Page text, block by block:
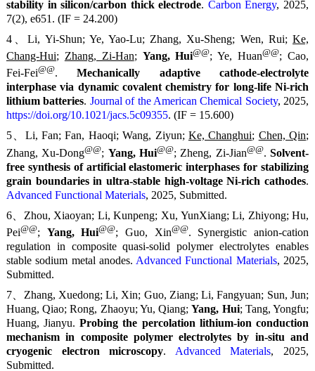
stability in silicon/carbon thick electrode. Carbon Energy, 2025,
7(2), e651. (IF = 24.200)
4、Li, Yi-Shun; Ye, Yao-Lu; Zhang, Xu-Sheng; Wen, Rui;Ke,
Chang-Hui; Zhang, Zi-Han; Yang, Hui@@; Ye, Huan@@; Cao,
Fei-Fei@@.Mechanically adaptive cathode-electrolyte
interphase via dynamic covalent chemistry for long-life Ni-rich
lithium batteries. Journal of the American Chemical Society, 2025,
https://doi.org/10.1021/jacs.5c09355. (IF = 15.600)
5、Li, Fan; Fan, Haoqi; Wang, Ziyun; Ke, Changhui; Chen, Qin;
Zhang, Xu-Dong@@; Yang, Hui@@; Zheng, Zi-Jian@@.Solvent-
free synthesis of artificial elastomeric interphases for stabilizing
grain boundaries in ultra-stable high-voltage Ni-rich cathodes.
Advanced Functional Materials, 2025, Submitted.
6、Zhou, Xiaoyan; Li, Kunpeng; Xu, YunXiang; Li, Zhiyong; Hu,
Pei@@; Yang, Hui@@; Guo, Xin@@. Synergistic anion-cation
regulation in composite quasi-solid polymer electrolytes enables
stable sodium metal anodes. Advanced Functional Materials, 2025,
Submitted.
7、Zhang, Xuedong; Li, Xin; Guo, Ziang; Li, Fangyuan; Sun, Jun;
Huang, Qiao; Rong, Zhaoyu; Yu, Qiang;Yang, Hui; Tang, Yongfu;
Huang, Jianyu.Probing the percolation lithium-ion conduction
mechanism in composite polymer electrolytes by in-situ and
cryogenic electron microscopy. Advanced Materials, 2025,
Submitted.